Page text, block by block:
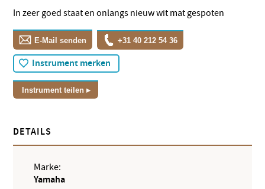
In zeer goed staat en onlangs nieuw wit mat gespoten
E-Mail senden +31 40 212 54 36
Instrument merken
Instrument teilen
DETAILS
Marke:
Yamaha